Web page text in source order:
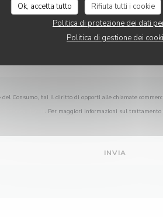
Ok, accetta tutto Rifiuta tutti i cookie
Politica di protezione dei dati
Politica di gestione dei
del Consumo, hai il diritto di opporti alle chiamate
. Per maggiori informazioni sul